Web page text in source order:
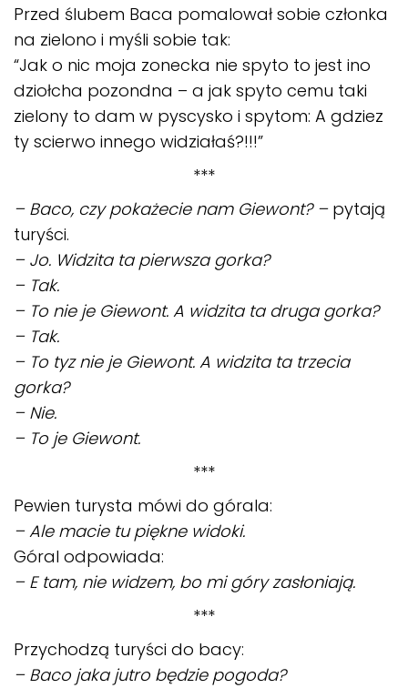
Przed ślubem Baca pomalował sobie członka
na zielono i myśli sobie tak:
“Jak o nic moja zonecka nie spyto to jest ino
dziołcha pozondna – a jak spyto cemu taki
zielony to dam w pyscysko i spytom: A gdziez
ty scierwo innego widziałaś?!!!”
***
– Baco, czy pokażecie nam Giewont? –pytają
turyści.
– Jo. Widzita ta pierwsza gorka?
– Tak.
– To nie je Giewont. A widzita ta druga gorka?
– Tak.
– To tyz nie je Giewont. A widzita ta trzecia
gorka?
– Nie.
– To je Giewont.
***
Pewien turysta mówi do górala:
– Ale macie tu piękne widoki.
Góral odpowiada:
– E tam, nie widzem, bo mi góry zasłoniają.
***
Przychodzą turyści do bacy:
– Baco jaka jutro będzie pogoda?